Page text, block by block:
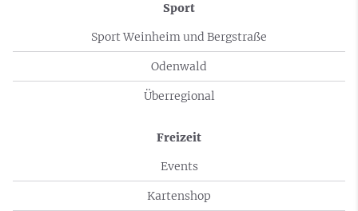
Sport
Sport Weinheim und Bergstraße
Odenwald
Überregional
Freizeit
Events
Kartenshop